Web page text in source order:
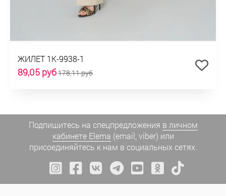
ЖИЛЕТ 1К-9938-1
89,05 руб178,11 руб
Подпишитесь на спецпредложения в личном
кабинете Elema (email, viber) или
присоединяйтесь к нам в социальных сетях.